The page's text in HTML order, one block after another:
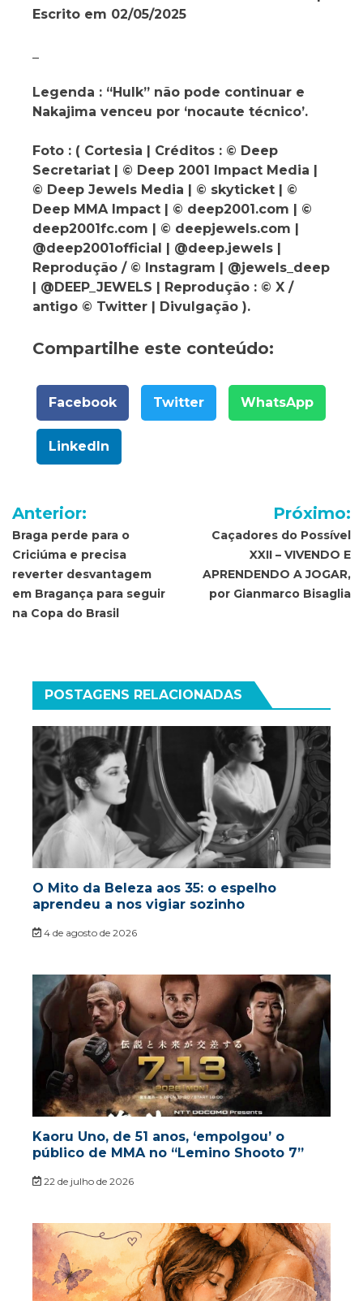
Escrito em 02/05/2025
Legenda : “Hulk” não pode continuar e
Nakajima venceu por ‘nocaute técnico’.
Foto : ( Cortesia | Créditos : © Deep
Secretariat | © Deep 2001 Impact Media |
© Deep Jewels Media | © skyticket | ©
Deep MMA Impact | © deep2001.com | ©
deep2001fc.com | © deepjewels.com |
@deep2001official | @deep.jewels |
Reprodução / © Instagram | @jewels_deep
| @DEEP_JEWELS | Reprodução : © X /
antigo © Twitter | Divulgação ).
Compartilhe este conteúdo:
Facebook Twitter WhatsApp
LinkedIn
Navegação
de
Post
Anterior:
Braga perde para o
Criciúma e precisa
reverter desvantagem
em Bragança para seguir
na Copa do Brasil
Próximo:
Caçadores do Possível
XXII – VIVENDO E
APRENDENDO A JOGAR,
por Gianmarco Bisaglia
POSTAGENS RELACIONADAS
O Mito da Beleza aos 35: o espelho
aprendeu a nos vigiar sozinho
4 de agosto de 2026
Kaoru Uno, de 51 anos, ‘empolgou’ o
público de MMA no “Lemino Shooto 7”
22 de julho de 2026